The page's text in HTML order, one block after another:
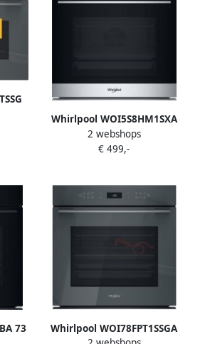
Whirlpool WOI5S8HM1SXA
Inbouwoven 73 l Zwart
Roestvrijstaal Zelfreinigend
2 webshops
€ 499,-
73
Whirlpool WOI78FPT1SSGA